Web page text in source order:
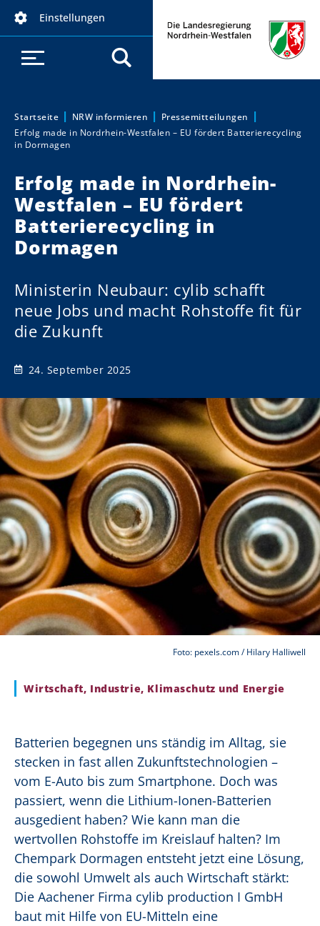
Einstellungen
Sie sind hier:
Startseite NRW informieren
Pressemitteilungen
Erfolg made in Nordrhein-Westfalen – EU fördert Batterierecycling
in Dormagen
Erfolg made in Nordrhein-
Westfalen – EU fördert
Batterierecycling in
Dormagen
Ministerin Neubaur: cylib schafft
neue Jobs und macht Rohstoffe fit für
die Zukunft
24. September 2025
Foto: pexels.com / Hilary Halliwell
Wirtschaft, Industrie, Klimaschutz und Energie
Batterien begegnen uns ständig im Alltag, sie
stecken in fast allen Zukunftstechnologien –
vom E-Auto bis zum Smartphone. Doch was
passiert, wenn die Lithium-Ionen-Batterien
ausgedient haben? Wie kann man die
wertvollen Rohstoffe im Kreislauf halten? Im
Chempark Dormagen entsteht jetzt eine Lösung,
die sowohl Umwelt als auch Wirtschaft stärkt:
Die Aachener Firma cylib production I GmbH
baut mit Hilfe von EU-Mitteln eine